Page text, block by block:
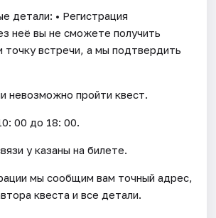
детали: • Регистрация
неё вы не сможете получить
точку встречи, а мы подтвердить
невозможно пройти квест.
00 до 18: 00.
у казаны на билете.
мы сообщим вам точный адрес,
квеста и все детали.